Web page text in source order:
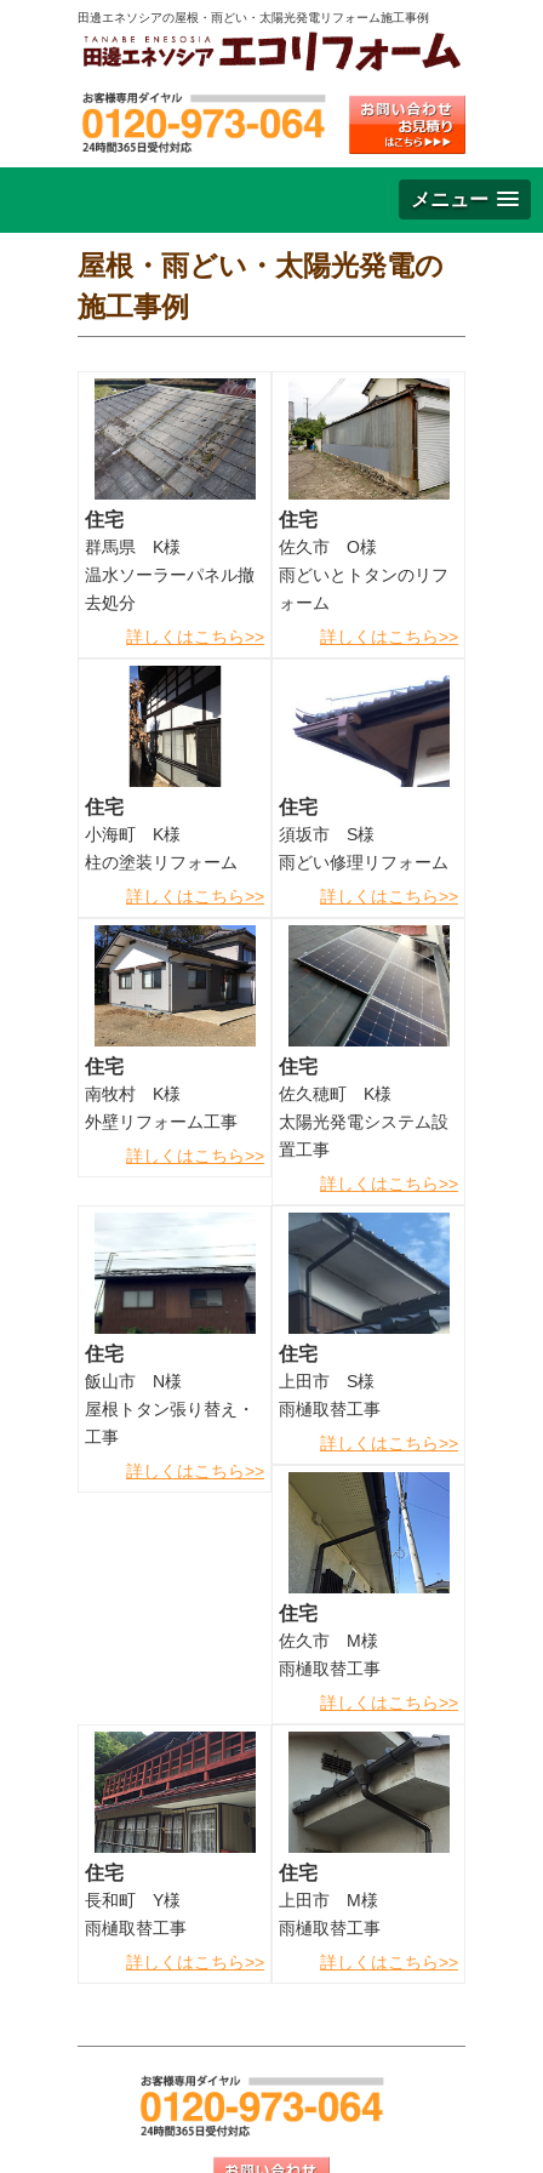
田邊エネソシアの屋根・雨どい・太陽光発電リフォーム施工事例
メニュー
屋根・雨どい・太陽光発電の
施工事例
住宅
群馬県 K様
温水ソーラーパネル撤
去処分
詳しくはこちら>>
住宅
佐久市 O様
雨どいとトタンのリフ
ォーム
詳しくはこちら>>
住宅
小海町 K様
柱の塗装リフォーム
詳しくはこちら>>
住宅
須坂市 S様
雨どい修理リフォーム
詳しくはこちら>>
住宅
南牧村 K様
外壁リフォーム工事
詳しくはこちら>>
住宅
佐久穂町 K様
太陽光発電システム設
置工事
詳しくはこちら>>
住宅
飯山市 N様
屋根トタン張り替え・
工事
詳しくはこちら>>
住宅
上田市 S様
雨樋取替工事
詳しくはこちら>>
住宅
佐久市 M様
雨樋取替工事
詳しくはこちら>>
住宅
長和町 Y様
雨樋取替工事
詳しくはこちら>>
住宅
上田市 M様
雨樋取替工事
詳しくはこちら>>